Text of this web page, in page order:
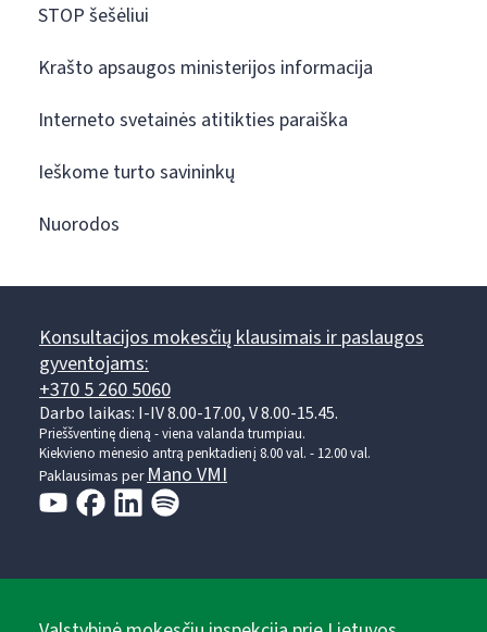
STOP šešėliui
Krašto apsaugos ministerijos informacija
Interneto svetainės atitikties paraiška
Ieškome turto savininkų
Nuorodos
Konsultacijos mokesčių klausimais ir paslaugos
gyventojams:
+370 5 260 5060
Darbo laikas: I-IV 8.00-17.00, V 8.00-15.45.
Prieššventinę dieną - viena valanda trumpiau.
Kiekvieno mėnesio antrą penktadienį 8.00 val. - 12.00 val.
Paklausimas per Mano VMI